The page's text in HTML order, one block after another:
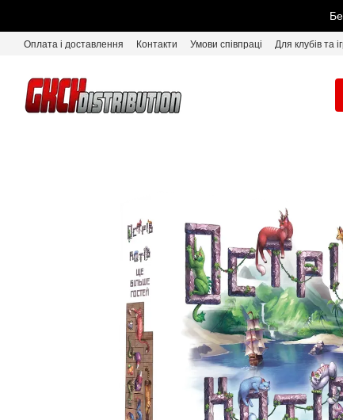
Оплата і доставлення Контакти Умови співпраці Для клубів та